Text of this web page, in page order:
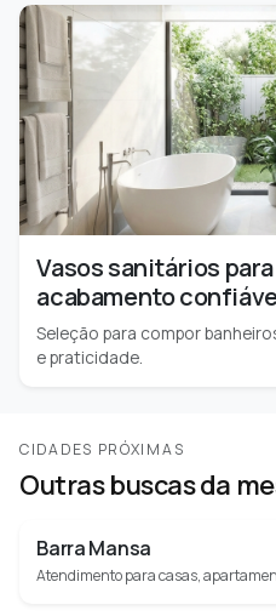
Vasos sanitários
acabamento
Seleção para compor
e praticidade.
CIDADES PRÓXIMAS
Outras buscas da
Barra Mansa
Atendimento para casas,